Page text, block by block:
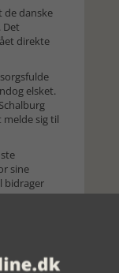
de danske
direkte
elsket.
sig til
sine
bidrager